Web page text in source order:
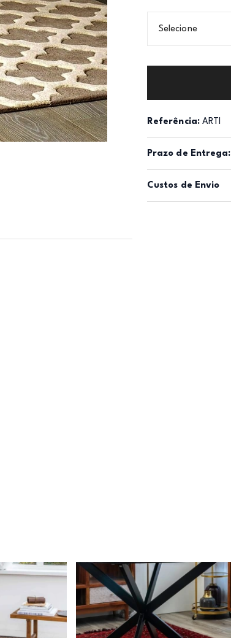
Selecione
Referência: ARTI
Prazo de Entrega:
Custos de Envio